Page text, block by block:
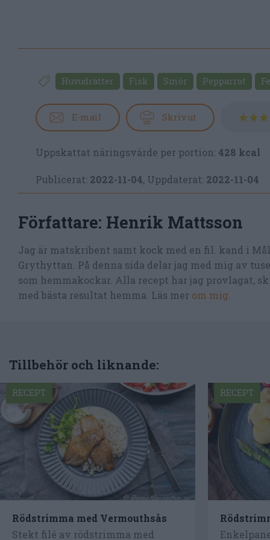
Huvudrätter Fisk Smör Pepparrot
E-mail Skriv ut
Uppskattat näringsvärde per portion: 428 kcal
Publicerat: 2022-11-04, Uppdaterat: 2022-11-04
Författare: Henrik Mattsson
Jag är matskribent samt kock med en fil. kand i
Grythyttan. På denna sida delar jag med mig av
som hemmakockar. Alla recept har jag provlagat,
med bästa resultat hemma. Läs mer om mig
Tillbehör och liknande:
Rödstrimma med Vermouthsås
Stekt filé av rödstrimma med
RECEPT RECEPT